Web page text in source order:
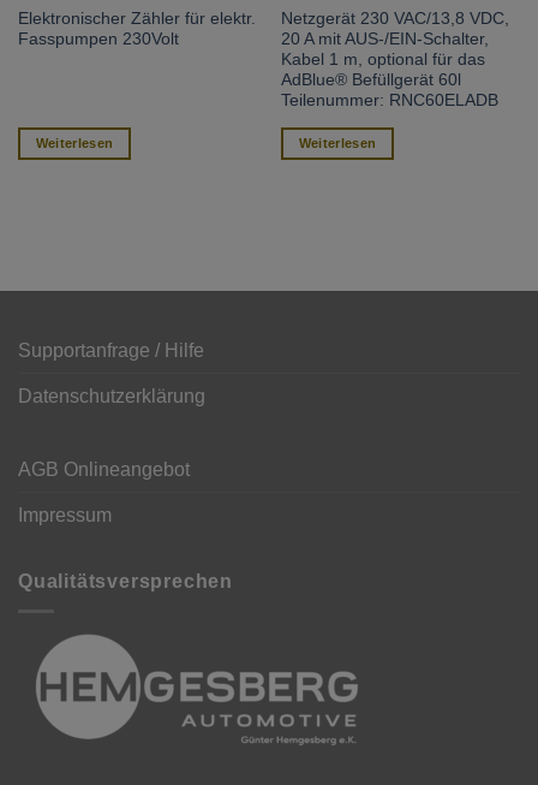
Elektronischer Zähler für elektr.
Fasspumpen 230Volt
Weiterlesen
Netzgerät 230 VAC/13,8 VDC,
20 A mit AUS-/EIN-Schalter,
Kabel 1 m, optional für das
AdBlue® Befüllgerät 60l
Teilenummer: RNC60ELADB
Weiterlesen
Supportanfrage / Hilfe
Datenschutzerklärung
AGB Onlineangebot
Impressum
Qualitätsversprechen